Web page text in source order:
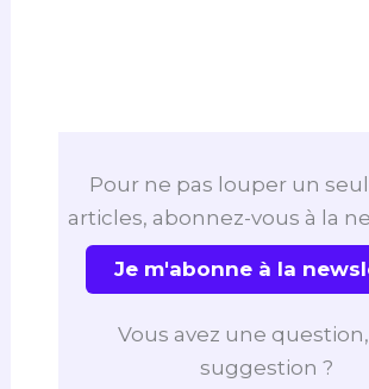
Pour ne pas louper un
articles, abonnez-vous à la
Je m'abonne à la
Vous avez une
suggestion ?